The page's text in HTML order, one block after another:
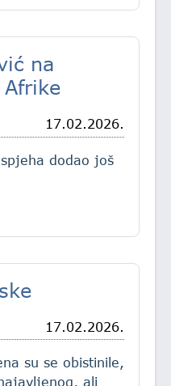
na
17.02.2026.
dodao još
17.02.2026.
su se obistinile,
ali